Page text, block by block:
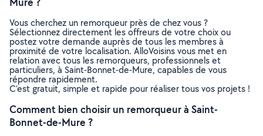
Vous cherchez un remorqueur près de chez vous ?
Sélectionnez directement les offreurs de votre choix ou
postez votre demande auprès de tous les membres à
proximité de votre localisation. AlloVoisins vous met en
relation avec tous les remorqueurs, professionnels et
particuliers, à Saint-Bonnet-de-Mure, capables de vous
répondre rapidement.
C’est gratuit, simple et rapide pour réaliser tous vos projets !
Comment bien choisir un remorqueur à Saint-
Bonnet-de-Mure ?